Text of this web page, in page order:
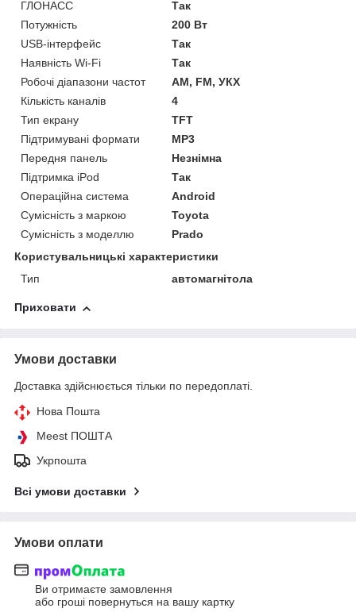
ГЛОНАСС
Так
Потужність
200 Вт
USB-інтерфейс
Так
Наявність Wi-Fi
Так
Робочі діапазони частот
AM, FM, УКХ
Кількість каналів
4
Тип екрану
TFT
Підтримувані формати
MP3
Передня панель
Незнімна
Підтримка iPod
Так
Операційна система
Android
Сумісність з маркою
Toyota
Сумісність з моделлю
Prado
Користувальницькі характеристики
Тип
автомагнітола
Приховати
Умови доставки
Доставка здійснюється тільки по передоплаті.
Нова Пошта
Meest ПОШТА
Укрпошта
Всі умови доставки
Умови оплати
Ви отримаєте замовлення
або гроші повернуться на вашу картку